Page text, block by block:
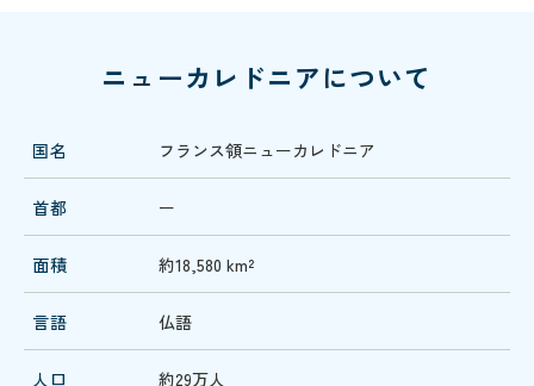
ニューカレドニアについて
国名 フランス領ニューカレドニア
首都 ー
面積 約18,580 km²
言語 仏語
人口 約29万人